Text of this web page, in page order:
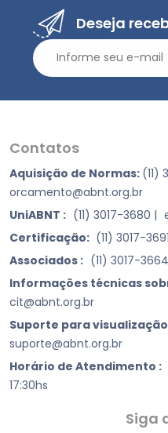
Deseja
Contatos
Aquisição de Normas: (11)
orcamento@abnt.org.br
UniABNT : (11) 3017-3680 |
Certificação: (11) 3017-3691
Associados : (11) 3017-3664
Informações técnicas
cit@abnt.org.br
Suporte para
suporte@abnt.org.br
Horário de Atendimento :
17:30hs
Siga